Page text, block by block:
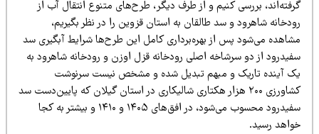
بررسی کنیم و از طرف دیگر، طرح‌های متنوع انتقال آب از
شاهرود و سد طالقان به استان قزوین را در نظر بگیریم،
می‌شود پس از بهره‌برداری کامل این طرح‌ها شرایط آبگیری سد
از دو سرشاخه اصلی رودخانه قزل اوزن و رودخانه شاهرود به
آینده تاریک و مبهم تبدیل شده و مشخص نیست سرنوشت
کشاورزی ۲۰۰ هزار هکتاری شالیکاری در استان گیلان که پایین‌دست سد
سفیدرود محسوب می‌شود، در افق‌های ۱۴۰۵ و ۱۴۱۰ و بیشتر به کجا
رسید.